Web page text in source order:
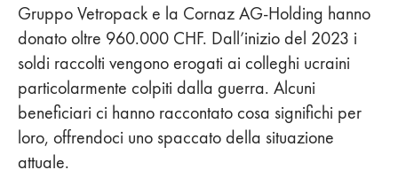
Gruppo Vetropack e la Cornaz AG-Holding hanno
donato oltre 960.000 CHF. Dall’inizio del 2023 i
soldi raccolti vengono erogati ai colleghi ucraini
particolarmente colpiti dalla guerra. Alcuni
beneficiari ci hanno raccontato cosa significhi per
loro, offrendoci uno spaccato della situazione
attuale.